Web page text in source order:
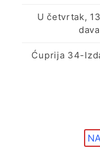
U četvrtak,
Ćuprija 34-